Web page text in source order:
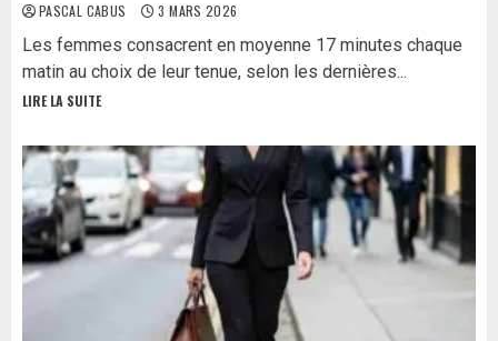
PASCAL CABUS 3 MARS 2026
Les femmes consacrent en moyenne 17 minutes chaque
matin au choix de leur tenue, selon les dernières...
LIRE LA SUITE